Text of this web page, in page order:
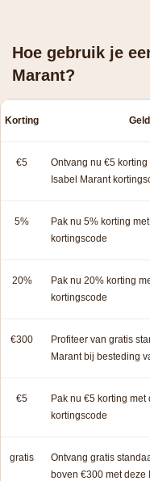
Hoe gebruik je
Marant?
Korting
€5
Ontvang nu €5
Isabel Marant
5%
Pak nu 5% korting
kortingscode
20%
Pak nu 20% korting
kortingscode
€300
Profiteer van gratis
Marant bij besteding
€5
Pak nu €5 korting
kortingscode
gratis
Ontvang gratis
boven €300 met deze